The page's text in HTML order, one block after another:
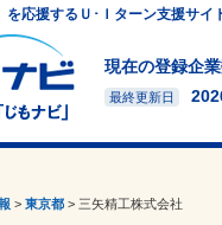
を応援するＵ･Ｉターン支援サイ
現在の登録企
最終更新日
> 東京都 > 三矢精工株式会社